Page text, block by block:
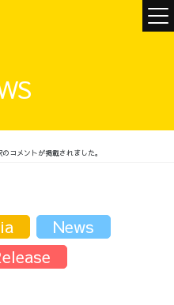
コメントが掲載されました。
News